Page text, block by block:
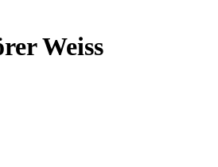
Weiss